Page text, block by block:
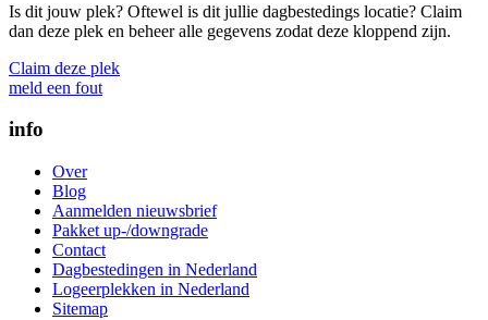
Is dit jouw plek? Oftewel is dit jullie dagbestedings locatie? Claim
dan deze plek en beheer alle gegevens zodat deze kloppend zijn.
Claim deze plek
meld een fout
info
Over
Blog
Aanmelden nieuwsbrief
Pakket up-/downgrade
Contact
Dagbestedingen in Nederland
Logeerplekken in Nederland
Sitemap